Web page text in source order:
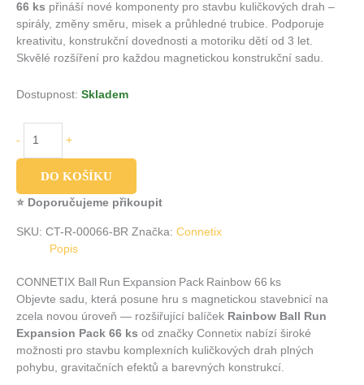
66 ks přináší nové komponenty pro stavbu kuličkových drah –
spirály, změny směru, misek a průhledné trubice. Podporuje
kreativitu, konstrukční dovednosti a motoriku dětí od 3 let.
Skvělé rozšíření pro každou magnetickou konstrukční sadu.
Dostupnost: Skladem
- +
DO KOŠÍKU
⭐ Doporučujeme přikoupit
SKU: CT-R-00066-BR Značka: Connetix
Popis
CONNETIX Ball Run Expansion Pack Rainbow 66 ks
Objevte sadu, která posune hru s magnetickou stavebnicí na
zcela novou úroveň — rozšiřující balíček Rainbow Ball Run
Expansion Pack 66 ks od značky Connetix nabízí široké
možnosti pro stavbu komplexních kuličkových drah plných
pohybu, gravitačních efektů a barevných konstrukcí.